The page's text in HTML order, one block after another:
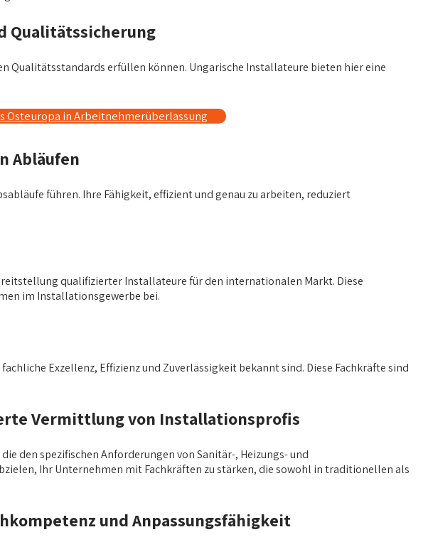
Qualitätssicherung
Qualitätsstandards erfüllen können. Ungarische Installateure bieten hier eine
Osteuropa in Arbeitnehmerüberlassung
Abläufen
führen. Ihre Fähigkeit, effizient und genau zu arbeiten, reduziert
qualifizierter Installateure für den internationalen Markt. Diese
im Installationsgewerbe bei.
Exzellenz, Effizienz und Zuverlässigkeit bekannt sind. Diese Fachkräfte sind
Vermittlung von Installationsprofis
den spezifischen Anforderungen von Sanitär-, Heizungs- und
Ihr Unternehmen mit Fachkräften zu stärken, die sowohl in traditionellen als
und Anpassungsfähigkeit